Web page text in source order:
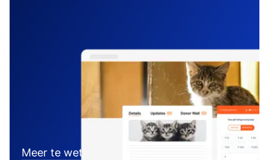
Meer te weten komen